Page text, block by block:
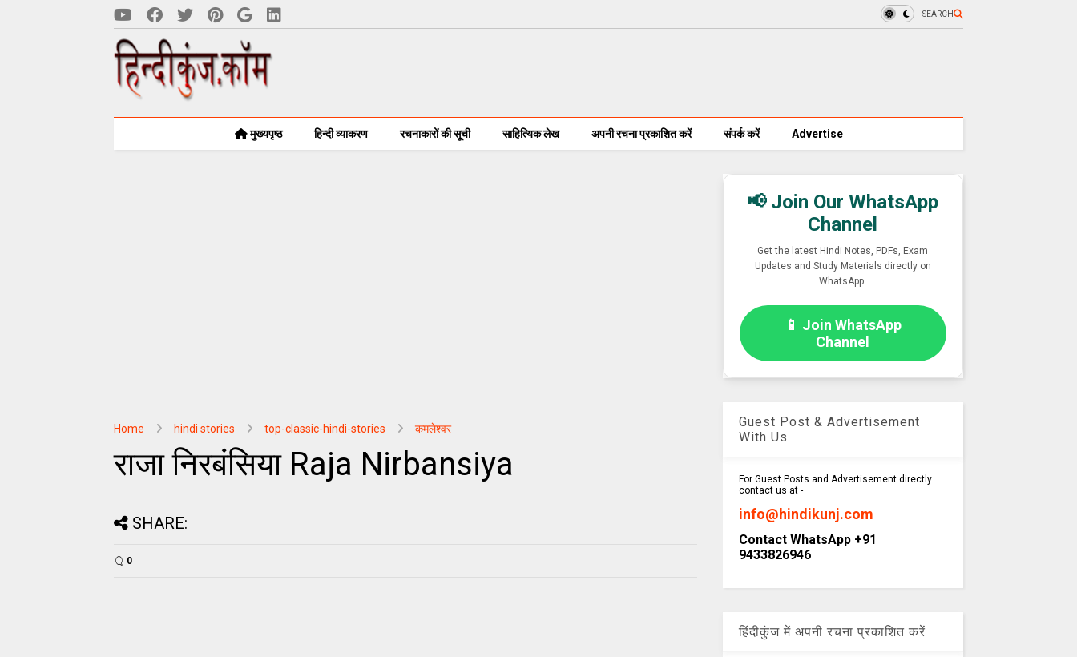
SEARCH
मुख्यपृष्ठ हिन्दी व्याकरण रचनाकारों की सूची साहित्यिक लेख अपनी रचना प्रकाशित करें संपर्क करें Advertise
Home hindi stories top-classic-hindi-stories कमलेश्वर
राजा निरबंसिया Raja Nirbansiya
SHARE:
0
📢 Join Our WhatsApp
Channel
Get the latest Hindi Notes, PDFs, Exam
Updates and Study Materials directly on
WhatsApp.
📱 Join WhatsApp
Channel
Guest Post & Advertisement
With Us
For Guest Posts and Advertisement directly
contact us at -
info@hindikunj.com
Contact WhatsApp +91
9433826946
हिंदीकुंज में अपनी रचना प्रकाशित करें